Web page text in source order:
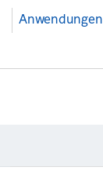
Anwendungen